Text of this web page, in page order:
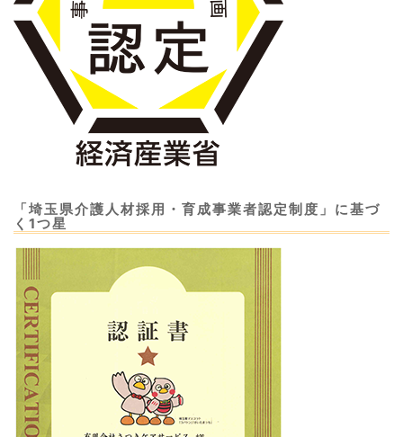
「埼玉県介護人材採用・育成事業者認定制度」に基づ
く1つ星